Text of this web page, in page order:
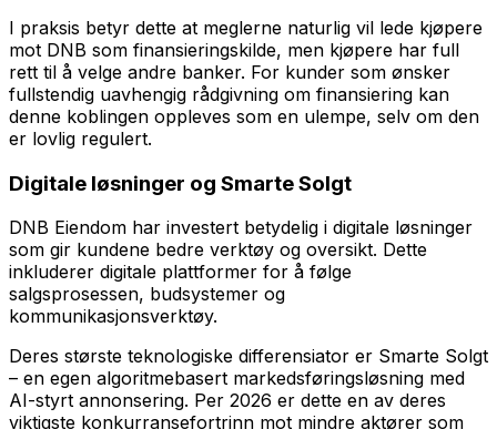
I praksis betyr dette at meglerne naturlig vil lede kjøpere
mot DNB som finansieringskilde, men kjøpere har full
rett til å velge andre banker. For kunder som ønsker
fullstendig uavhengig rådgivning om finansiering kan
denne koblingen oppleves som en ulempe, selv om den
er lovlig regulert.
Digitale løsninger og Smarte Solgt
DNB Eiendom har investert betydelig i digitale løsninger
som gir kundene bedre verktøy og oversikt. Dette
inkluderer digitale plattformer for å følge
salgsprosessen, budsystemer og
kommunikasjonsverktøy.
Deres største teknologiske differensiator er Smarte Solgt
– en egen algoritmebasert markedsføringsløsning med
AI-styrt annonsering. Per 2026 er dette en av deres
viktigste konkurransefortrinn mot mindre aktører som